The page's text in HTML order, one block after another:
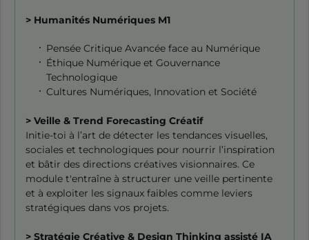
> Humanités Numériques M1
Pensée Critique Avancée face au Numérique
Éthique Numérique et Gouvernance
Technologique
Cultures Numériques, Innovation et Société
> Veille & Trend Forecasting Créatif
Initie-toi à l’art de détecter les tendances visuelles,
sociales et technologiques pour nourrir l’inspiration
et bâtir des directions créatives visionnaires. Ce
module t'entraîne à structurer une veille pertinente
et à exploiter les signaux faibles comme leviers
stratégiques dans vos projets.
> Stratégie Créative & Design Thinking assisté IA